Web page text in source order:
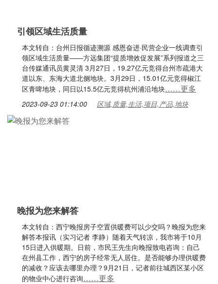
引领区域生活质量
本文转自：台州日报循迹溯源 感恩奋进·民营企业一线调查引
领区域生活质量——方远集团“提质增效促发展”系列报道之三
台传媒通讯员黄灵清 3月27日，19.27亿元竞得台州市疏港大
道以东、东海大道北侧地块。3月29日，15.01亿元竞得椒江
区青啤地块，同日以15.5亿元竞得杭州浦沿地块……更多
2023-09-23 01:14:00 区域,质量,生活,项目,产品,地块
晚报为您来解答
本文转自：西宁晚报房子空置供暖费可以少交吗？晚报为您来
解答本报讯（实习记者 李静）随着天气转凉，我市将于10月
15日进入供暖期。日前，市民王先生向晚报致电咨询：自己
在州县工作，西宁的房子经常无人居住。是否能够办理供暖费
的减收？应该去哪里办理？9月21日，记者前往城西区某小区
的物业中心进行咨询……更多